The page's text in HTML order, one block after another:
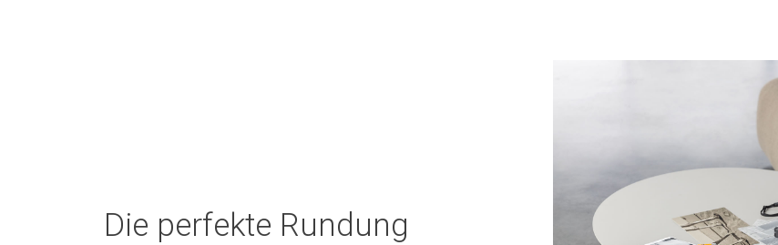
Die perfekte Rundung